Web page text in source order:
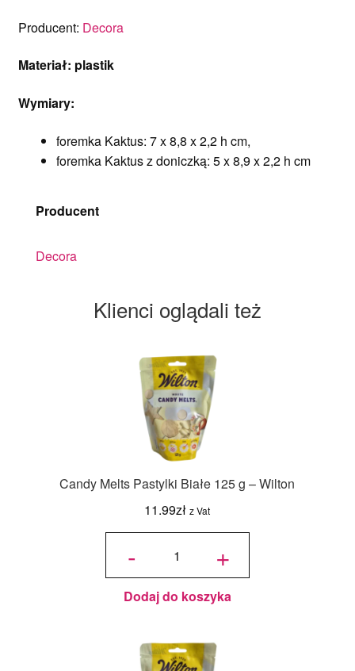
Producent: Decora
Materiał: plastik
Wymiary:
foremka Kaktus: 7 x 8,8 x 2,2 h cm,
foremka Kaktus z doniczką: 5 x 8,9 x 2,2 h cm
Producent
Decora
Klienci oglądali też
Candy Melts Pastylki Białe 125 g – Wilton
11.99zł z Vat
-
ilość
Pastylki
Białe
125 g -
Wilton +
Dodaj do koszyka